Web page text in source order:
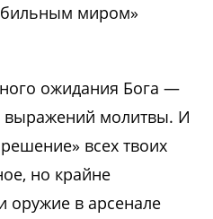
миром»
ожидания Бога —
молитвы. И
всех твоих
но крайне
оружие в арсенале